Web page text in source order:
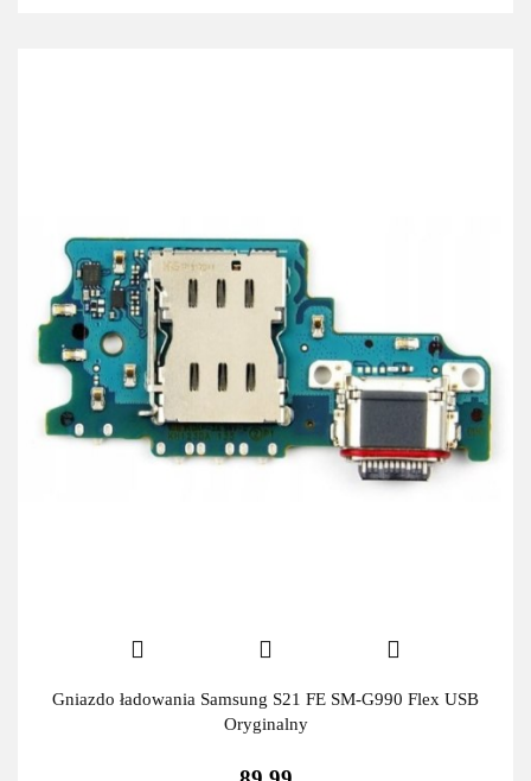
Gniazdo ładowania Samsung S21 FE SM-G990 Flex USB
Oryginalny